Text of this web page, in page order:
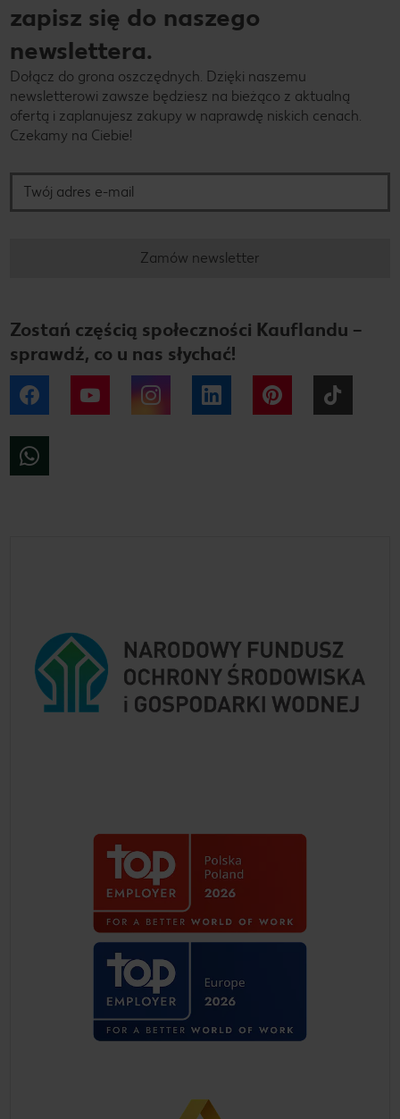
zapisz się do naszego
newslettera.
Dołącz do grona oszczędnych. Dzięki naszemu
newsletterowi zawsze będziesz na bieżąco z aktualną
ofertą i zaplanujesz zakupy w naprawdę niskich cenach.
Czekamy na Ciebie!
Zamów newsletter
Zostań częścią społeczności Kauflandu –
sprawdź, co u nas słychać!
Facebook YouTube Instagram LinkedIn Pinterest